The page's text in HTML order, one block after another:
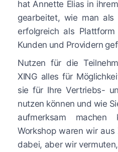
hat Annette Elias in
gearbeitet, wie man als
erfolgreich als
Kunden und Providern
Nutzen für die
XING alles für
sie für Ihre Vertriebs-
nutzen können und wie
aufmerksam machen
Workshop waren wir
dabei, aber wir